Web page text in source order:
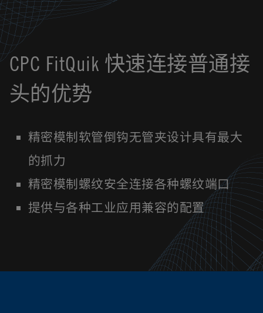
CPC FitQuik 快速连接普通接
头的优势
精密模制软管倒钩无管夹设计具有最大
的抓力
精密模制螺纹安全连接各种螺纹端口
提供与各种工业应用兼容的配置